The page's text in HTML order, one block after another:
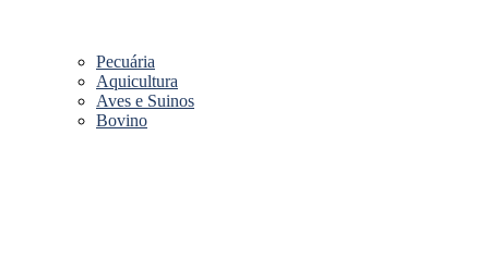
Pecuária
Aquicultura
Aves e Suinos
Bovino